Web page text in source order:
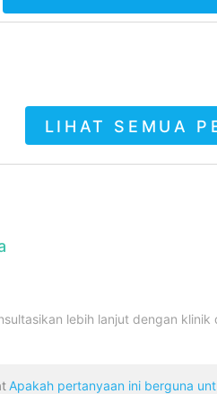
LIHAT SEMUA
lebih lanjut dengan
Apakah pertanyaan ini berguna